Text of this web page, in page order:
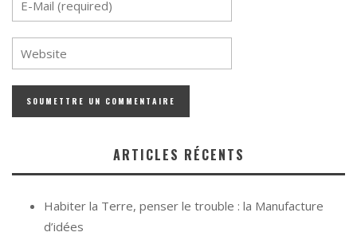
ARTICLES RÉCENTS
Habiter la Terre, penser le trouble : la Manufacture
d’idées